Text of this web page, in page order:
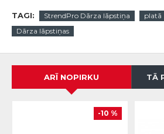
TAGI: StrendPro Dārza lāpstiņa platā
Dārza lāpstiņas
ARĪ NOPIRKU TĀ
-10 %